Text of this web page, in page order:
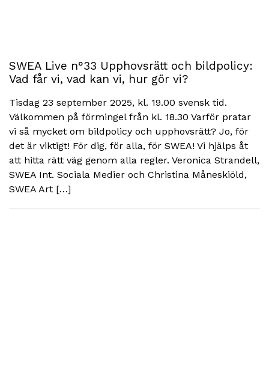
SWEA Live n°33 Upphovsrätt och bildpolicy:
Vad får vi, vad kan vi, hur gör vi?
Tisdag 23 september 2025, kl. 19.00 svensk tid.
Välkommen på förmingel från kl. 18.30 Varför pratar
vi så mycket om bildpolicy och upphovsrätt? Jo, för
det är viktigt! För dig, för alla, för SWEA! Vi hjälps åt
att hitta rätt väg genom alla regler. Veronica Strandell,
SWEA Int. Sociala Medier och Christina Måneskiöld,
SWEA Art […]